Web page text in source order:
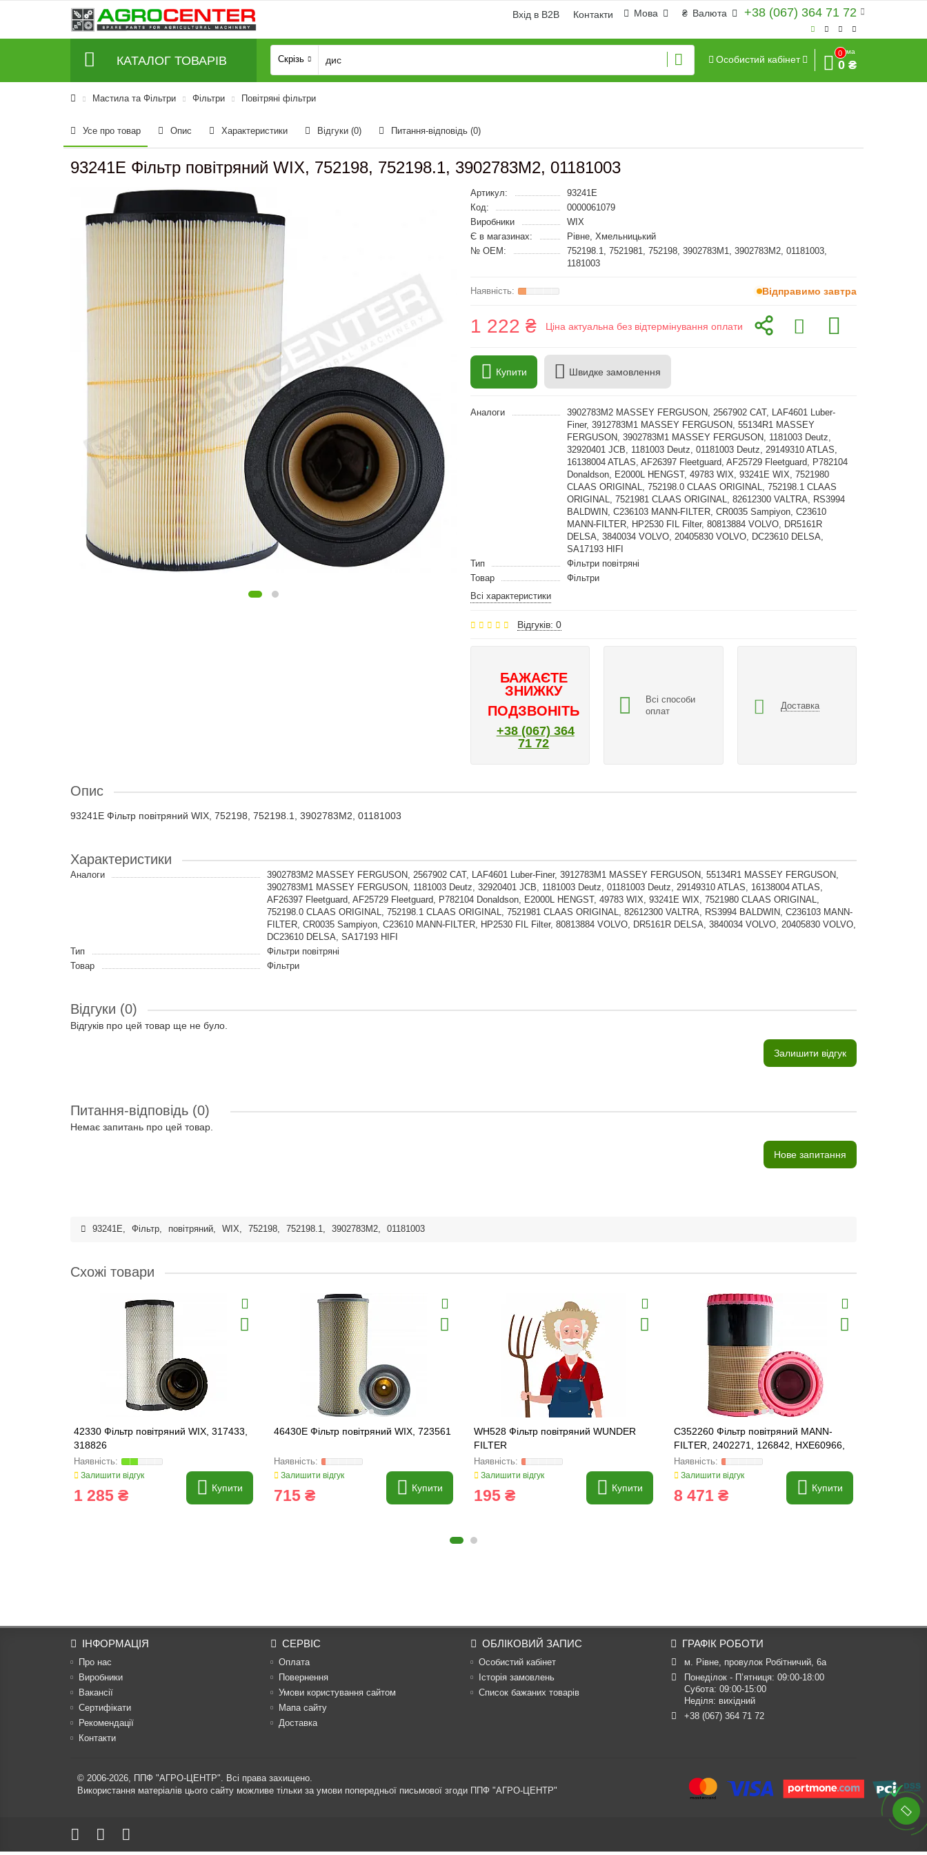
+38 (067) 364 71 72
₴ Валюта
Мова
Вхід в B2B Контакти
КАТАЛОГ ТОВАРІВ Скрізь Особистий кабінет
0
Сума
0 ₴
Мастила та Фільтри Фільтри Повітряні фільтри
Усе про товар Опис Характеристики Відгуки (0) Питання-відповідь (0)
93241E Фільтр повітряний WIX, 752198, 752198.1, 3902783M2, 01181003
Артикул:
93241E
Код:
0000061079
Виробники
WIX
Є в магазинах:
Рівне, Хмельницький
№ OEM:
752198.1, 7521981, 752198, 3902783M1, 3902783M2, 01181003,
1181003
Відправимо завтра
1 222 ₴ Ціна актуальна без відтермінування оплати
Купити Швидке замовлення
Аналоги
3902783M2 MASSEY FERGUSON, 2567902 CAT, LAF4601 Luber-
Finer, 3912783M1 MASSEY FERGUSON, 55134R1 MASSEY
FERGUSON, 3902783M1 MASSEY FERGUSON, 1181003 Deutz,
32920401 JCB, 1181003 Deutz, 01181003 Deutz, 29149310 ATLAS,
16138004 ATLAS, AF26397 Fleetguard, AF25729 Fleetguard, P782104
Donaldson, E2000L HENGST, 49783 WIX, 93241E WIX, 7521980
CLAAS ORIGINAL, 752198.0 CLAAS ORIGINAL, 752198.1 CLAAS
ORIGINAL, 7521981 CLAAS ORIGINAL, 82612300 VALTRA, RS3994
BALDWIN, C236103 MANN-FILTER, CR0035 Sampiyon, C23610
MANN-FILTER, HP2530 FIL Filter, 80813884 VOLVO, DR5161R
DELSA, 3840034 VOLVO, 20405830 VOLVO, DC23610 DELSA,
SA17193 HIFI
Тип
Фільтри повітряні
Товар
Фільтри
Всі характеристики
Відгуків: 0
БАЖАЄТЕ
ЗНИЖКУ
ПОДЗВОНІТЬ
+38 (067) 364
71 72
Всі способи
оплат
Доставка
Опис
93241E Фільтр повітряний WIX, 752198, 752198.1, 3902783M2, 01181003
Характеристики
Аналоги
3902783M2 MASSEY FERGUSON, 2567902 CAT, LAF4601 Luber-Finer, 3912783M1 MASSEY FERGUSON, 55134R1 MASSEY FERGUSON,
3902783M1 MASSEY FERGUSON, 1181003 Deutz, 32920401 JCB, 1181003 Deutz, 01181003 Deutz, 29149310 ATLAS, 16138004 ATLAS,
AF26397 Fleetguard, AF25729 Fleetguard, P782104 Donaldson, E2000L HENGST, 49783 WIX, 93241E WIX, 7521980 CLAAS ORIGINAL,
752198.0 CLAAS ORIGINAL, 752198.1 CLAAS ORIGINAL, 7521981 CLAAS ORIGINAL, 82612300 VALTRA, RS3994 BALDWIN, C236103 MANN-
FILTER, CR0035 Sampiyon, C23610 MANN-FILTER, HP2530 FIL Filter, 80813884 VOLVO, DR5161R DELSA, 3840034 VOLVO, 20405830 VOLVO,
DC23610 DELSA, SA17193 HIFI
Тип
Фільтри повітряні
Товар
Фільтри
Відгуки (0)
Відгуків про цей товар ще не було.
Залишити відгук
Питання-відповідь (0)
Немає запитань про цей товар.
Нове запитання
93241E, Фільтр, повітряний, WIX, 752198, 752198.1, 3902783M2, 01181003
Схожі товари
42330 Фільтр повітряний WIX, 317433,
318826
Залишити відгук
1 285 ₴ Купити
46430E Фільтр повітряний WIX, 723561
Залишити відгук
715 ₴ Купити
WH528 Фільтр повітряний WUNDER
FILTER
Залишити відгук
195 ₴ Купити
C352260 Фільтр повітряний MANN-
FILTER, 2402271, 126842, HXE60966,
HXE165299
Залишити відгук
8 471 ₴ Купити
ІНФОРМАЦІЯ
Про нас
Виробники
Вакансії
Сертифікати
Рекомендації
Контакти
СЕРВІС
Оплата
Повернення
Умови користування сайтом
Мапа сайту
Доставка
ОБЛІКОВИЙ ЗАПИС
Особистий кабінет
Історія замовлень
Список бажаних товарів
ГРАФІК РОБОТИ
м. Рівне, провулок Робітничий, 6а
Понеділок - П’ятниця: 09:00-18:00
Субота: 09:00-15:00
Неділя: вихідний
+38 (067) 364 71 72
© 2006-2026, ППФ "АГРО-ЦЕНТР". Всі права захищено.
Використання матеріалів цього сайту можливе тільки за умови попередньої письмової згоди ППФ "АГРО-ЦЕНТР"